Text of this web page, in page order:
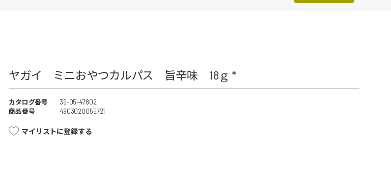
ヤガイ ミニおやつカルパス 旨辛味 18ｇ *
カタログ番号
35-05-47802
商品番号
4903020055721
マイリストに登録する